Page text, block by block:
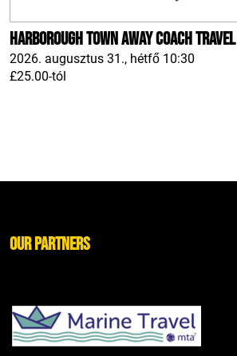
Harborough Town AWAY Coach Travel
2026. augusztus 31., hétfő 10:30
£25.00-tól
Our Partners